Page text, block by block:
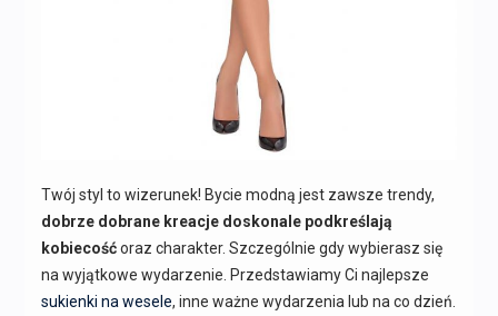
Twój styl to wizerunek! Bycie modną jest zawsze trendy,
dobrze dobrane kreacje doskonale podkreślają
kobiecośćoraz charakter. Szczególnie gdy wybierasz się
na wyjątkowe wydarzenie. Przedstawiamy Ci najlepsze
sukienki na wesele, inne ważne wydarzenia lub na co dzień.